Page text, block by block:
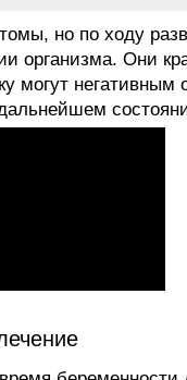
но по ходу
организма. Они
могут негативным